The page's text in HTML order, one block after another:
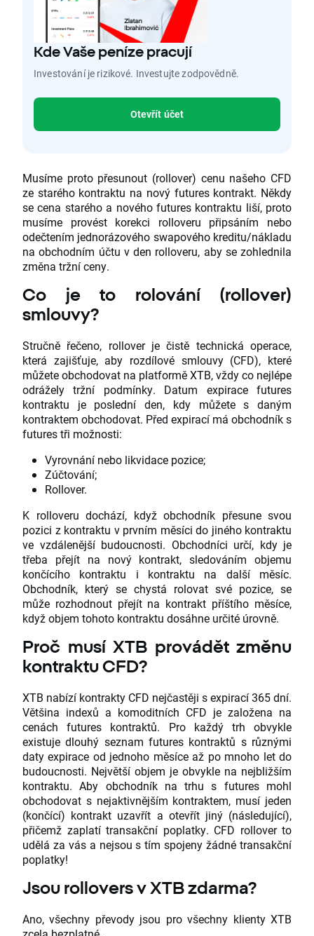
Kde Vaše peníze pracují
Investování je rizikové. Investujte zodpovědně.
Otevřít účet
Musíme proto přesunout (rollover) cenu našeho CFD
ze starého kontraktu na nový futures kontrakt. Někdy
se cena starého a nového futures kontraktu liší, proto
musíme provést korekci rolloveru připsáním nebo
odečtením jednorázového swapového kreditu/nákladu
na obchodním účtu v den rolloveru, aby se zohlednila
změna tržní ceny.
Co je to rolování (rollover)
smlouvy?
Stručně řečeno, rollover je čistě technická operace,
která zajišťuje, aby rozdílové smlouvy (CFD), které
můžete obchodovat na platformě XTB, vždy co nejlépe
odrážely tržní podmínky. Datum expirace futures
kontraktu je poslední den, kdy můžete s daným
kontraktem obchodovat. Před expirací má obchodník s
futures tři možnosti:
Vyrovnání nebo likvidace pozice;
Zúčtování;
Rollover.
K rolloveru dochází, když obchodník přesune svou
pozici z kontraktu v prvním měsíci do jiného kontraktu
ve vzdálenější budoucnosti. Obchodníci určí, kdy je
třeba přejít na nový kontrakt, sledováním objemu
končícího kontraktu i kontraktu na další měsíc.
Obchodník, který se chystá rolovat své pozice, se
může rozhodnout přejít na kontrakt příštího měsíce,
když objem tohoto kontraktu dosáhne určité úrovně.
Proč musí XTB provádět změnu
kontraktu CFD?
XTB nabízí kontrakty CFD nejčastěji s expirací 365 dní.
Většina indexů a komoditních CFD je založena na
cenách futures kontraktů. Pro každý trh obvykle
existuje dlouhý seznam futures kontraktů s různými
daty expirace od jednoho měsíce až po mnoho let do
budoucnosti. Největší objem je obvykle na nejbližším
kontraktu. Aby obchodník na trhu s futures mohl
obchodovat s nejaktivnějším kontraktem, musí jeden
(končící) kontrakt uzavřít a otevřít jiný (následující),
přičemž zaplatí transakční poplatky. CFD rollover to
udělá za vás a nejsou s tím spojeny žádné transakční
poplatky!
Jsou rollovers v XTB zdarma?
Ano, všechny převody jsou pro všechny klienty XTB